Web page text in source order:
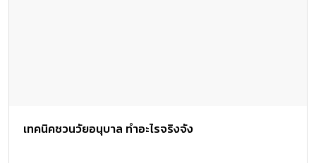
เทคนิคชวนวัยอนุบาล ทำอะไรจริงจัง